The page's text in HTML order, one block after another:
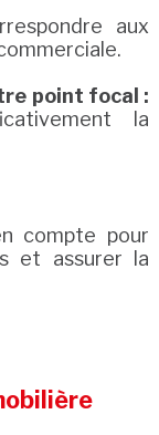
aux
point focal :
la
compte pour
et assurer la